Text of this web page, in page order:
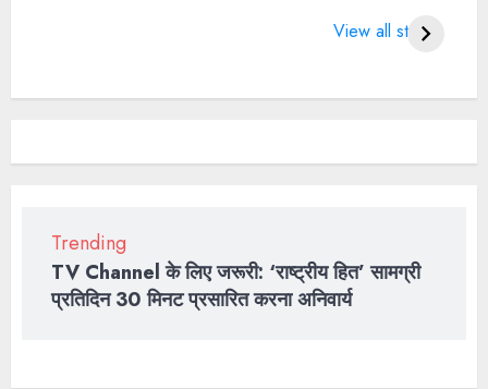
View all stories
SPORTS QUOTES
Trending
TV Channel के लिए जरूरी: ‘राष्ट्रीय हित’ सामग्री
प्रतिदिन 30 मिनट प्रसारित करना अनिवार्य